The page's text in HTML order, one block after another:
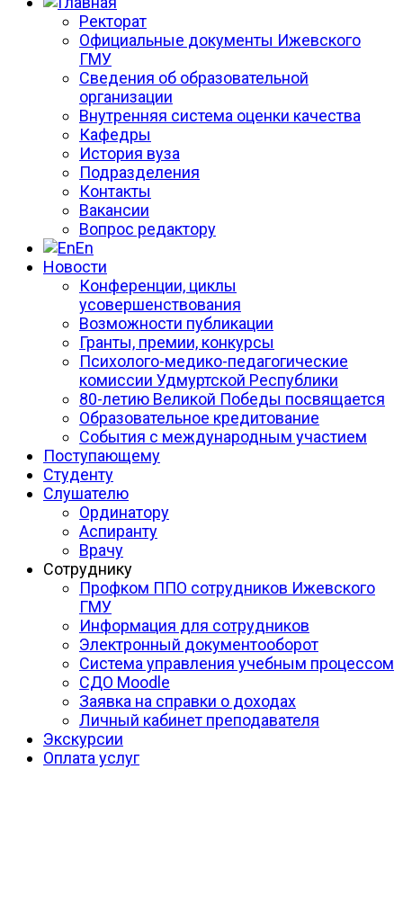
Ректорат
Официальные документы Ижевского
ГМУ
Сведения об образовательной
организации
Внутренняя система оценки качества
Кафедры
История вуза
Подразделения
Контакты
Вакансии
Вопрос редактору
En
Новости
Конференции, циклы
усовершенствования
Возможности публикации
Гранты, премии, конкурсы
Психолого-медико-педагогические
комиссии Удмуртской Республики
80-летию Великой Победы посвящается
Образовательное кредитование
События с международным участием
Поступающему
Студенту
Слушателю
Ординатору
Аспиранту
Врачу
Сотруднику
Профком ППО сотрудников Ижевского
ГМУ
Информация для сотрудников
Электронный документооборот
Система управления учебным процессом
СДО Moodle
Заявка на справки о доходах
Личный кабинет преподавателя
Экскурсии
Оплата услуг